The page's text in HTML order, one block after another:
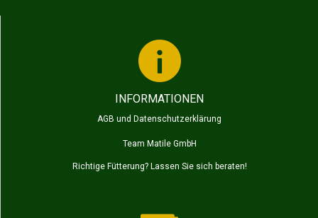
INFORMATIONEN
AGB und Datenschutzerklärung
Team Matile GmbH
Richtige Fütterung? Lassen Sie sich beraten!